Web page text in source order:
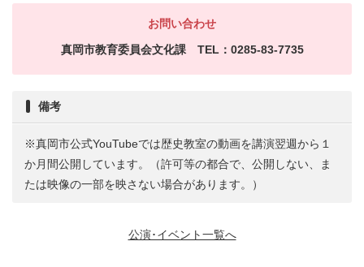
お問い合わせ
真岡市教育委員会文化課 TEL：0285-83-7735
備考
※真岡市公式YouTubeでは歴史教室の動画を講演翌週から１
か月間公開しています。（許可等の都合で、公開しない、ま
たは映像の一部を映さない場合があります。）
公演･イベント一覧へ